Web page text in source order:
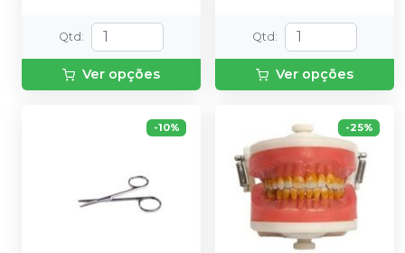
Qtd :
Ver opções
Qtd :
Ver opções
-10% -25%